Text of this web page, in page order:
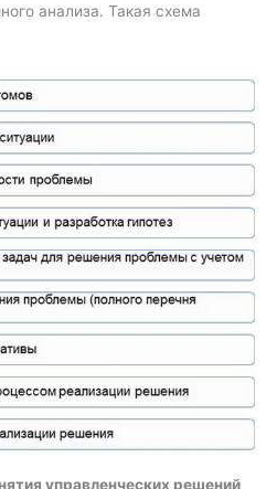
анализа. Такая схема
управленческих решений